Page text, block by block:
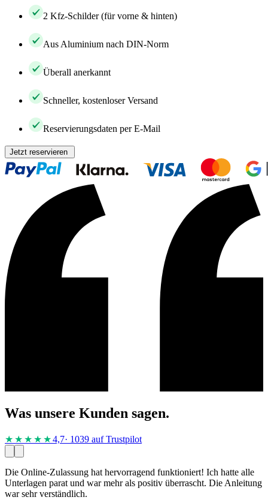
2 Kfz-Schilder (für vorne & hinten)
Aus Aluminium nach DIN-Norm
Überall anerkannt
Schneller, kostenloser Versand
Reservierungsdaten per E-Mail
Jetzt reservieren
Was unsere Kunden sagen.
★★★★ ★4,7· 1039 auf Trustpilot
Die Online-Zulassung hat hervorragend funktioniert! Ich hatte alle
Unterlagen parat und war mehr als positiv überrascht. Die Anleitung
war sehr verständlich.